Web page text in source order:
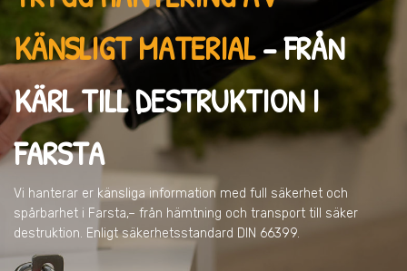
KÄNSLIGT MATERIAL– FRÅN
KÄRL TILL DESTRUKTION I
FARSTA
Vi hanterar er känsliga information med full säkerhet och
spårbarhet i Farsta,– från hämtning och transport till säker
destruktion. Enligt säkerhetsstandard DIN 66399.